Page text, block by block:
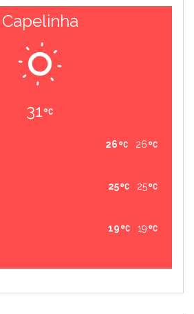
Capelinha
31
26
26
25
25
19
19